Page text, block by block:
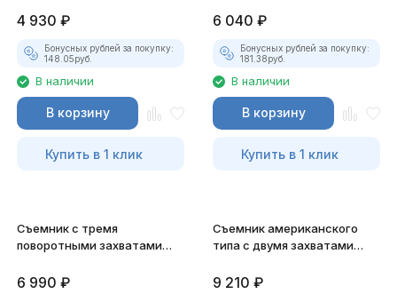
4 930 ₽
Бонусных рублей за покупку:
148.05руб.
В наличии
В корзину
Купить в 1 клик
6 040 ₽
Бонусных рублей за покупку:
181.38руб.
В наличии
В корзину
Купить в 1 клик
Съемник с тремя
поворотными захватами
6 990 ₽
Съемник американского
типа с двумя захватами
9 210 ₽